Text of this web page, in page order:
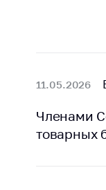
11.05.2026
Членами
товарных